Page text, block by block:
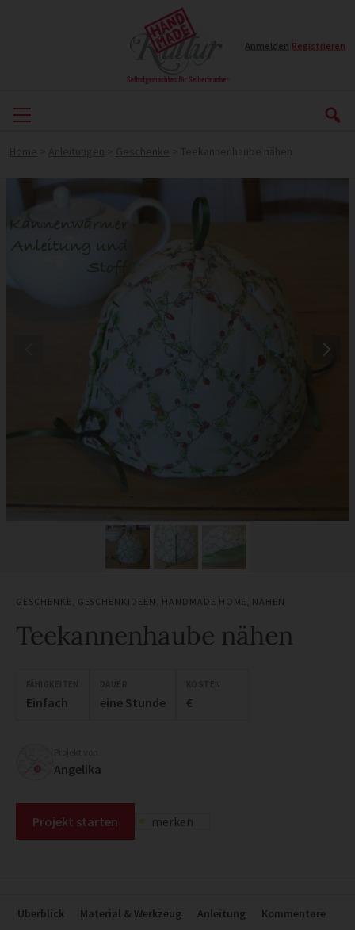
Anmelden Registrieren
GESCHENKE GESCHENKIDEEN HANDMADE HOME NÄHEN
Teekannenhaube nähen
Einfach eine Stunde €
Angelika
Projekt starten merken
Überblick Material & Werkzeug Anleitung Kommentare